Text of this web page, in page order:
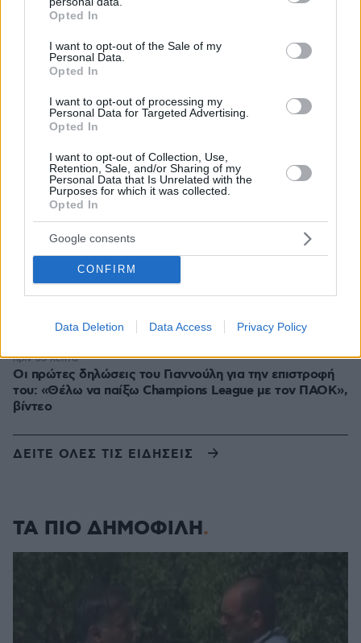
grant or deny consent to Google and its third-party tags to
use your data for below specified purposes in below Google
consent section.
Opted In
I want to opt-out of the Sale of my
Personal Data.
Opted In
I want to opt-out of processing my
Personal Data for Targeted Advertising.
Opted In
I want to opt-out of Collection, Use,
Retention, Sale, and/or Sharing of my
Personal Data that Is Unrelated with the
Purposes for which it was collected.
Opted In
Google consents
CONFIRM
Data Deletion Data Access Privacy Policy
Φωτιά στο Μονοπήγαδο Θεσσαλονίκης, επιχειρούν 6
εναέρια
πριν 24 λεπτά
κομψή απόχρωση ξανθού για το φετινό καλοκαίρι
πριν 27 λεπτά
money μεζεδοπωλείο της Ηλιούπολης
πριν 27 λεπτά
Έχει η γάτα σας FOMO; Γιατί θέλει να είναι πάντα
πριν 27 λεπτά
Φωτιά τώρα στο Στεφάνι Κορινθίας, 112 για ετοιμότητα,
7 εναέρια στη μάχη
πριν 30 λεπτά
Χρηματοδότηση ύψους 2,3 εκατ. ευρώ για τη φοιτητική
στέγη στο Πανεπιστήμιο Θεσσαλίας
Οι πρώτες δηλώσεις του Γιαννούλη για την επιστροφή
του: «Θέλω να παίξω Champions League με τον ΠΑΟΚ»,
βίντεο
πριν 33 λεπτά
ΔΕΙΤΕ ΟΛΕΣ ΤΙΣ ΕΙΔΗΣΕΙΣ
ΤΑ ΠΙΟ ΔΗΜΟΦΙΛΗ